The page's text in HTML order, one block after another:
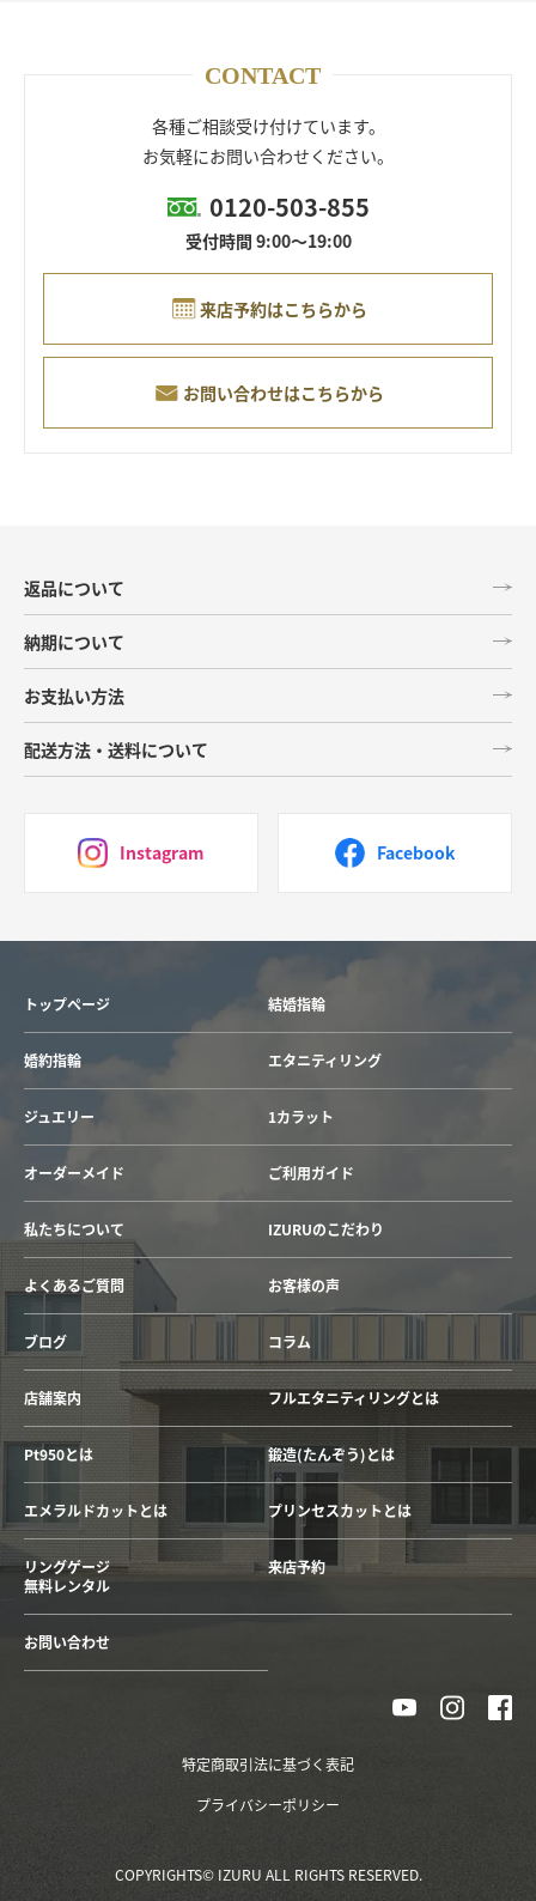
CONTACT
各種ご相談受け付けています。
お気軽にお問い合わせください。
0120-503-855
受付時間 9:00～19:00
来店予約はこちらから
お問い合わせはこちらから
返品について
納期について
お支払い方法
配送方法・送料について
Instagram Facebook
トップページ 結婚指輪
婚約指輪 エタニティリング
ジュエリー 1カラット
オーダーメイド ご利用ガイド
私たちについて IZURUのこだわり
よくあるご質問 お客様の声
ブログ コラム
店舗案内 フルエタニティリングとは
Pt950とは 鍛造(たんぞう)とは
エメラルドカットとは プリンセスカットとは
リングゲージ
無料レンタル
来店予約
お問い合わせ
特定商取引法に基づく表記
プライバシーポリシー
COPYRIGHTS© IZURU ALL RIGHTS RESERVED.